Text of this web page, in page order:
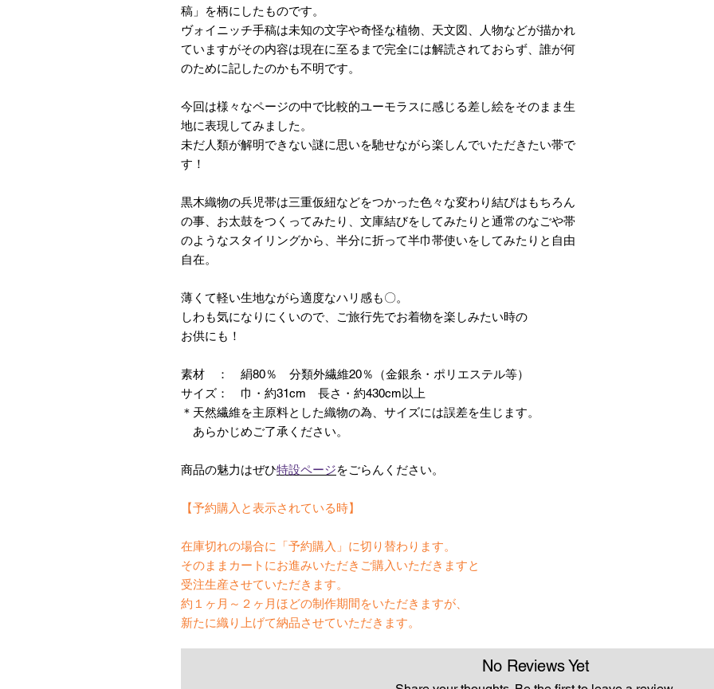
稿」を柄にしたものです。
ヴォイニッチ手稿は未知の文字や奇怪な植物、天文図、人物などが描かれ
ていますがその内容は現在に至るまで完全には解読されておらず、誰が何
のために記したのかも不明です。
今回は様々なページの中で比較的ユーモラスに感じる差し絵をそのまま生
地に表現してみました。
未だ人類が解明できない謎に思いを馳せながら楽しんでいただきたい帯で
す！
黒木織物の兵児帯は三重仮紐などをつかった色々な変わり結びはもちろん
の事、お太鼓をつくってみたり、文庫結びをしてみたりと通常のなごや帯
のようなスタイリングから、半分に折って半巾帯使いをしてみたりと自由
自在。
薄くて軽い生地ながら適度なハリ感も〇。
しわも気になりにくいので、ご旅行先でお着物を楽しみたい時の
お供にも！
素材 ： 絹80％ 分類外繊維20％（金銀糸・ポリエステル等）
サイズ： 巾・約31cm 長さ・約430cm以上
＊天然繊維を主原料とした織物の為、サイズには誤差を生じます。
あらかじめご了承ください。
商品の魅力はぜひ特設ページをごらんください。
【予約購入と表示されている時】
在庫切れの場合に「予約購入」に切り替わります。
そのままカートにお進みいただきご購入いただきますと
受注生産させていただきます。
約１ヶ月～２ヶ月ほどの制作期間をいただきますが、
新たに織り上げて納品させていただきます。
No Reviews Yet